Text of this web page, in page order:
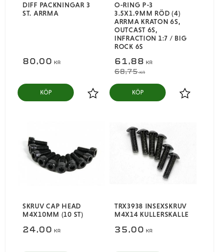
DIFF PACKNINGAR 3
ST. ARRMA
80,00 KR
Lägg till i favoriter
KÖP
O-RING P-3
3.5X1.9MM RÖD (4)
ARRMA KRATON 6S,
OUTCAST 6S,
INFRACTION 1:7​ / BIG
ROCK 6S
61,88 KR
68,75KR
Lägg till i
KÖP
SKRUV CAP HEAD
M4X10MM (10 ST)
24,00 KR
TRX3938 INSEXSKRUV
M4X14 KULLERSKALLE
35,00 KR